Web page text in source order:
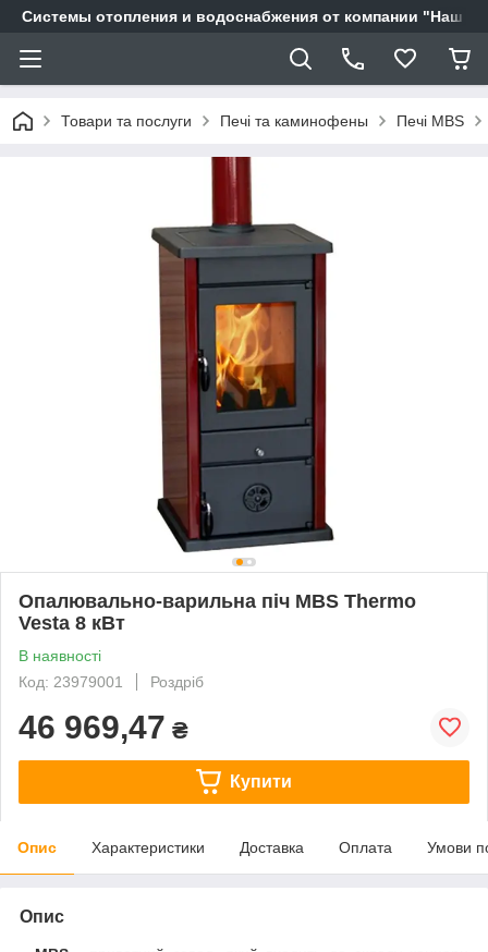
Системы отопления и водоснабжения от компании "Наш
Товари та послуги Печі та каминофены Печі MBS
Опалювально-варильна піч MBS Thermo
Vesta 8 кВт
В наявності
Код: 23979001
Роздріб
46 969,47 ₴
Купити
Опис Характеристики Доставка Оплата Умови
Опис